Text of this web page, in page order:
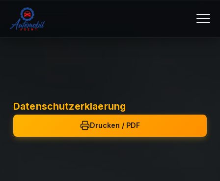
Datenschutzerklaerung
Drucken / PDF